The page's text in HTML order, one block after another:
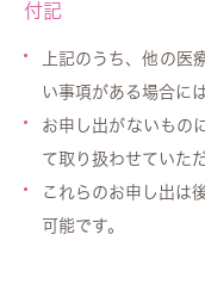
付記
上記のうち、他の医
い事項がある場合に
お申し出がないもの
て取り扱わせていた
これらのお申し出は
可能です。